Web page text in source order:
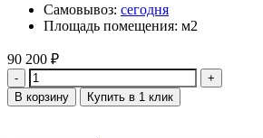
Самовывоз: сегодня
Площадь помещения: м2
90 200 ₽
Количество
В корзину Купить в 1 клик